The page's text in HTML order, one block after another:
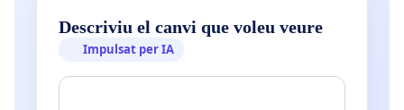
Descriviu el canvi que voleu veure
Impulsat per IA